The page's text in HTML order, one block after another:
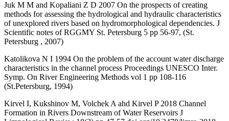
Juk M M and Kopaliani Z D 2007 On the prospects of creating
methods for assessing the hydrological and hydraulic characteristics
of unexplored rivers based on hydromorphological dependencies. J
Scientific notes of RGGMY St. Petersburg 5 pp 56-97, (St.
Petersburg , 2007)
Katolikova N I 1994 On the problem of the account water discharge
characteristics in the channel process Proceedings UNESCO Inter.
Symp. On River Engineering Methods vol 1 pp 108-116
(St.Petersburg, 1994)
Kirvel I, Kukshinov M, Volchek A ahd Kirvel P 2018 Channel
Formation in Rivers Downstream of Water Reservoirs J